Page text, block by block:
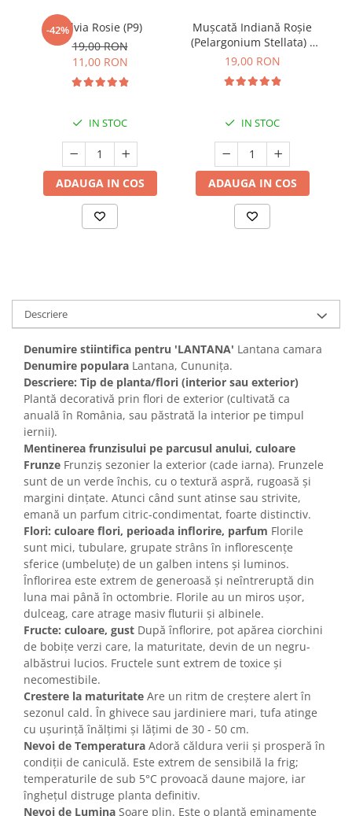
-42%Salvia Rosie (P9)
19,00 RON
11,00 RON
IN STOC
ADAUGA IN COS
Mușcată Indiană Roșie
(Pelargonium Stellata) -
(P12)
19,00 RON
IN STOC
ADAUGA IN COS
Descriere
Denumire stiintifica pentru 'LANTANA' Lantana camara
Denumire populara Lantana, Cununița.
Descriere: Tip de planta/flori (interior sau exterior)
Plantă decorativă prin flori de exterior (cultivată ca
anuală în România, sau păstrată la interior pe timpul
iernii).
Mentinerea frunzisului pe parcusul anului, culoare
Frunze Frunziș sezonier la exterior (cade iarna). Frunzele
sunt de un verde închis, cu o textură aspră, rugoasă și
margini dințate. Atunci când sunt atinse sau strivite,
emană un parfum citric-condimentat, foarte distinctiv.
Flori: culoare flori, perioada inflorire, parfum Florile
sunt mici, tubulare, grupate strâns în inflorescențe
sferice (umbeluțe) de un galben intens și luminos.
Înflorirea este extrem de generoasă și neîntreruptă din
luna mai până în octombrie. Florile au un miros ușor,
dulceag, care atrage masiv fluturii și albinele.
Fructe: culoare, gust După înflorire, pot apărea ciorchini
de bobițe verzi care, la maturitate, devin de un negru-
albăstrui lucios. Fructele sunt extrem de toxice și
necomestibile.
Crestere la maturitate Are un ritm de creștere alert în
sezonul cald. În ghivece sau jardiniere mari, tufa atinge
cu ușurință înălțimi și lățimi de 30 - 50 cm.
Nevoi de Temperatura Adoră căldura verii și prosperă în
condiții de caniculă. Este extrem de sensibilă la frig;
temperaturile de sub 5°C provoacă daune majore, iar
înghețul distruge planta definitiv.
Nevoi de Lumina Soare plin. Este o plantă eminamente